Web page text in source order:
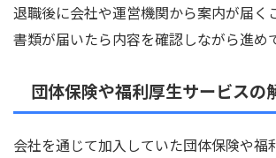
退職後に会社や運営機関から案内が届く
書類が届いたら内容を確認しながら進め
団体保険や福利厚生サービスの
会社を通じて加入していた団体保険や福